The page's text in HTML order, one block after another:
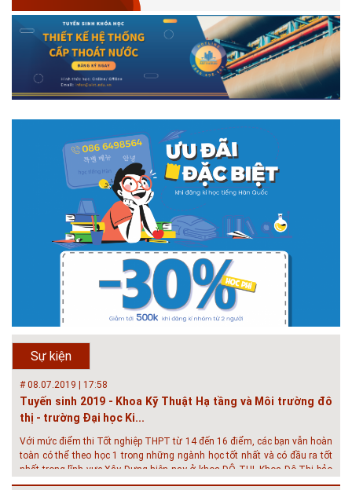
Sự kiện
# 05.04.2025 | 17:16
Tuyển sinh 2025, Khoa kỹ thuật hạ tầng và môi trường đô thị
- Đại học Kiến trúc...
Thông tin tuyển sinh đại học 2025 Khoa kỹ thuật hạ tầng và môi trường
đô thị - Đại học Kiến trúc Hà Nội Tuyển sinh đại học với 280 chỉ tiêu, thời
gian đào tạo 4,5 năm
# 05.04.2020 | 20:30
GIAO LƯU TRỰC TUYẾN - TƯ VẤN TUYỂN SINH ĐẠI HỌC
CHÍNH QUY ĐẠI HỌC KIẾN TRÚC NĂM...
Năm nay, kỳ thi THPT quốc gia dự kiến diễn ra vào tháng 8. Trường Đại
học Kiến trúc Hà Nội chúc các bạn học sinh cuối cấp ôn thi thật tốt MỜI
QUÝ PHỤ HUYNH VÀ CÁC EM ĐÓN XEM GIAO LƯU TRỰC TUYẾN "TƯ
VẤN TUYỂN SINH ĐẠI H...
# 08.07.2019 | 17:58
Tuyến sinh 2019 - Khoa Kỹ Thuật Hạ tầng và Môi trường đô
thị - trường Đại học Ki...
Với mức điểm thi Tốt nghiệp THPT từ 14 đến 16 điểm, các bạn vẫn hoàn
toàn có thể theo học 1 trong những ngành học tốt nhất và có đầu ra tốt
nhất trong lĩnh vực Xây Dựng hiện nay ở khoa ĐÔ THỊ. Khoa Đô Thị bảo
đảm 100% t...